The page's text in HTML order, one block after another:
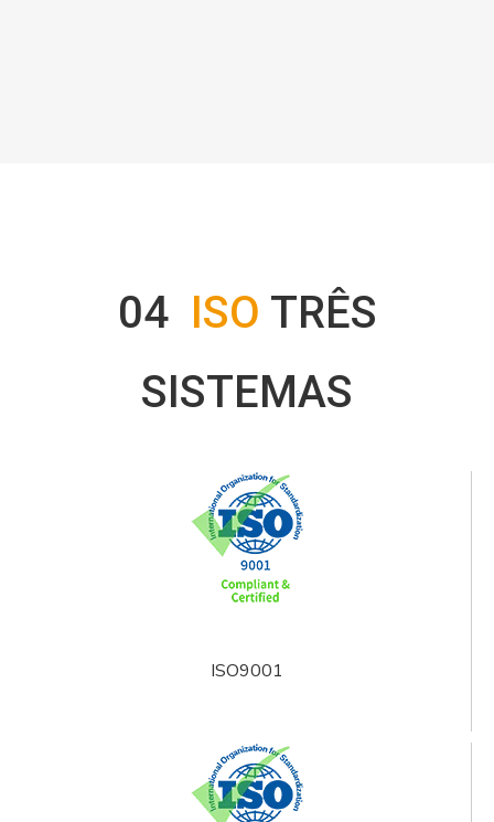
04 ISO TRÊS
SISTEMAS
ISO9001